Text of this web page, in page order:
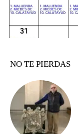
NO TE PIERDAS